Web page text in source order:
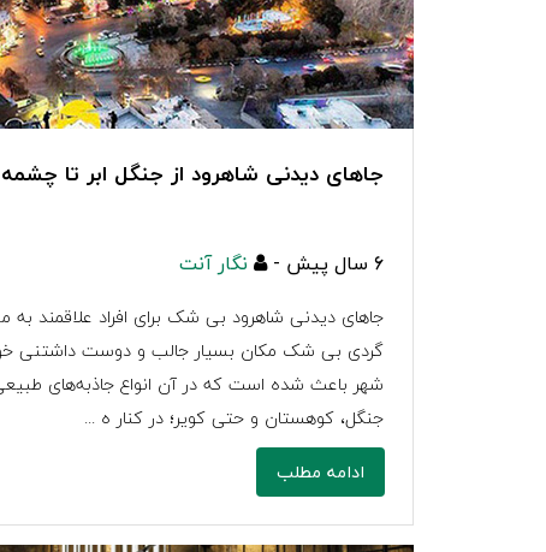
جاهای دیدنی شاهرود از جنگل ابر تا
6 سال پیش - نگار آنت
جاهای دیدنی شاهرود بی شک برای افراد علاقمند
گردی بی شک مکان بسیار جالب و دوست داشتنی
شهر باعث شده است که در آن انواع جاذبه‌های طبیعی
جنگل، کوهستان و حتی کویر؛ در کنار ه ...
ادامه مطلب